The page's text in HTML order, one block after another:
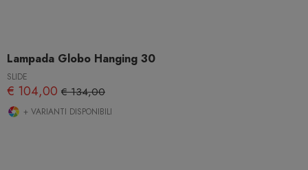
Lampada Globo Hanging 30
SLIDE
€ 104,00 € 134,00
+ VARIANTI DISPONIBILI